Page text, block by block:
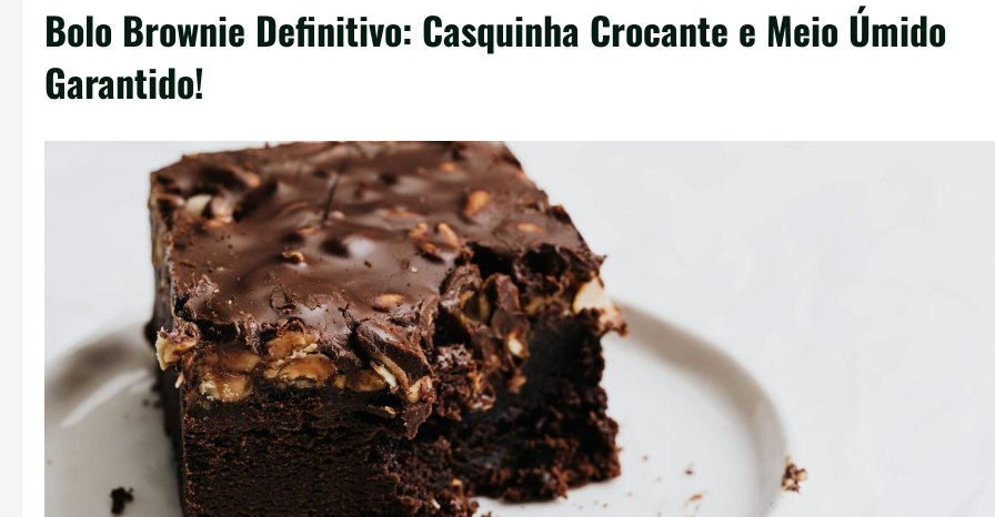
Bolo Brownie Definitivo: Casquinha Crocante e Meio Úmido
Garantido!